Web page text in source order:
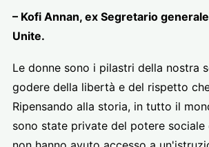
– Kofi Annan, ex Segretario
Unite.
Le donne sono i pilastri della nostra
godere della libertà e del rispetto
Ripensando alla storia, in tutto il
sono state private del potere sociale